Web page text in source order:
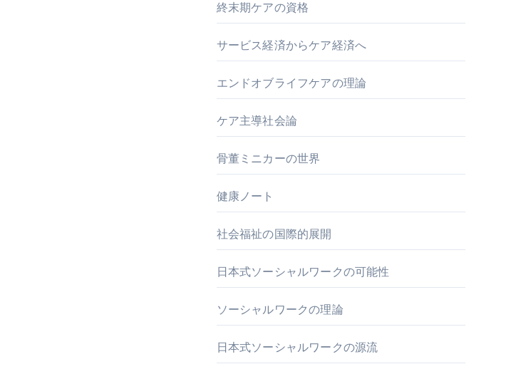
終末期ケアの資格
サービス経済からケア経済へ
エンドオブライフケアの理論
ケア主導社会論
骨董ミニカーの世界
健康ノート
社会福祉の国際的展開
日本式ソーシャルワークの可能性
ソーシャルワークの理論
日本式ソーシャルワークの源流